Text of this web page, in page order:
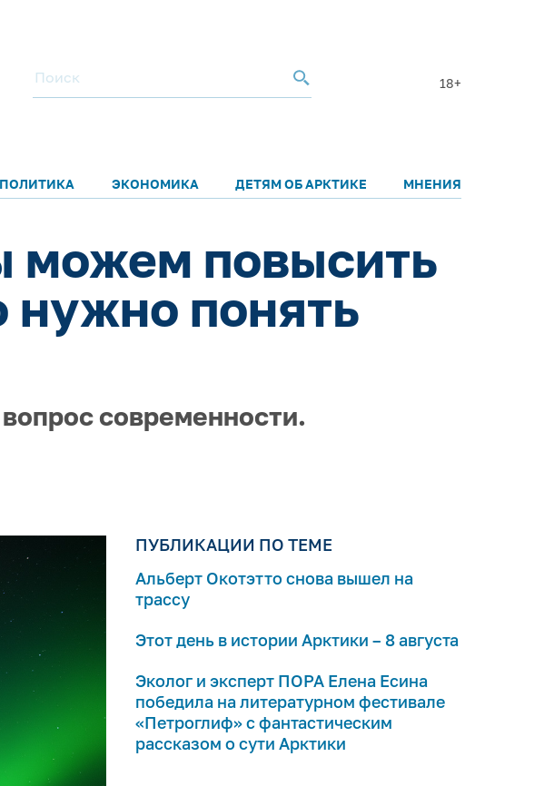
18+
ПОЛИТИКА ЭКОНОМИКА ДЕТЯМ ОБ АРКТИКЕ МНЕНИЯ
можем повысить
нужно понять
современности.
ПУБЛИКАЦИИ ПО ТЕМЕ
Альберт Окотэтто снова вышел на
трассу
Этот день в истории Арктики – 8 августа
Эколог и эксперт ПОРА Елена Есина
победила на литературном фестивале
«Петроглиф» с фантастическим
рассказом о сути Арктики